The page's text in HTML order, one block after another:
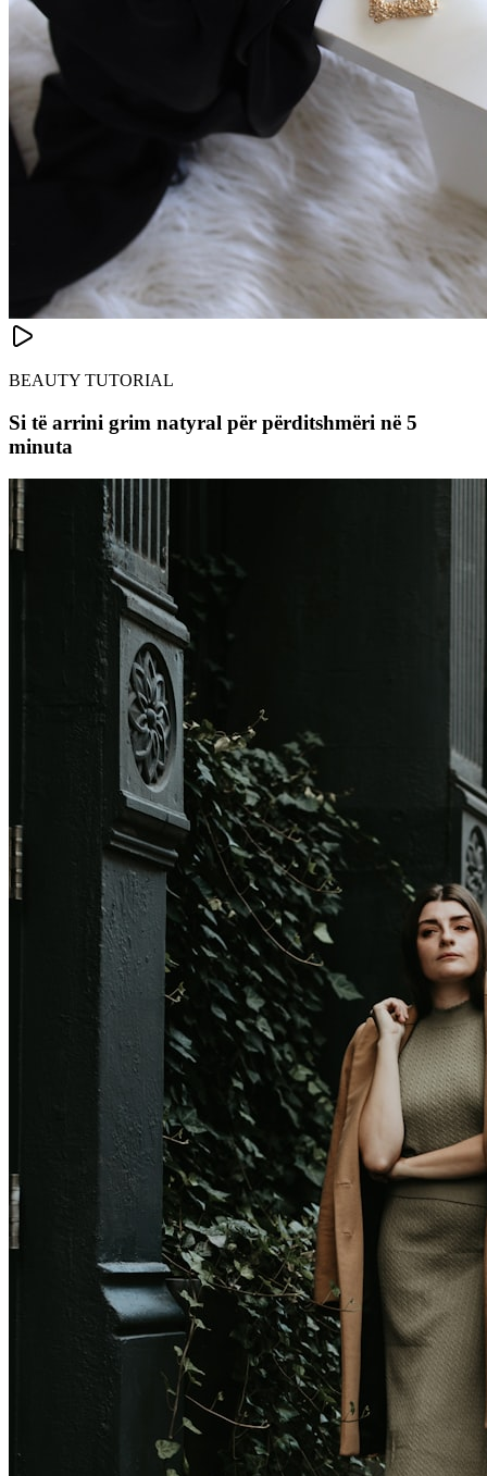
BEAUTY TUTORIAL
Si të arrini grim natyral për përditshmëri në 5
minuta